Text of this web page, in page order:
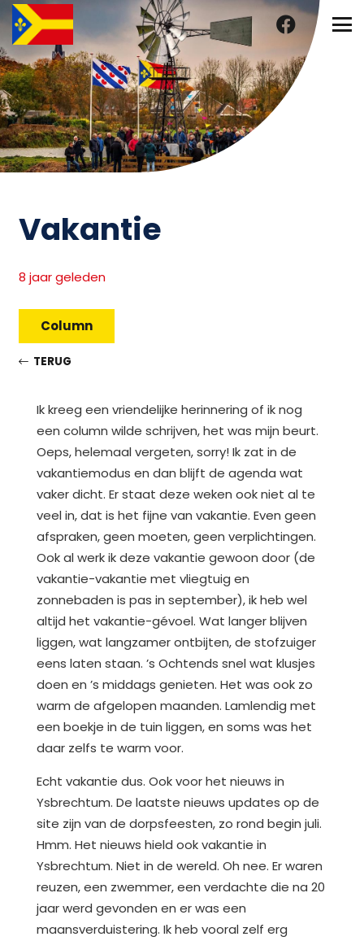
Vakantie
8 jaar geleden
Column
TERUG
Ik kreeg een vriendelijke herinnering of ik nog
een column wilde schrijven, het was mijn beurt.
Oeps, helemaal vergeten, sorry! Ik zat in de
vakantiemodus en dan blijft de agenda wat
vaker dicht. Er staat deze weken ook niet al te
veel in, dat is het fijne van vakantie. Even geen
afspraken, geen moeten, geen verplichtingen.
Ook al werk ik deze vakantie gewoon door (de
vakantie-vakantie met vliegtuig en
zonnebaden is pas in september), ik heb wel
altijd het vakantie-gévoel. Wat langer blijven
liggen, wat langzamer ontbijten, de stofzuiger
eens laten staan. ’s Ochtends snel wat klusjes
doen en ’s middags genieten. Het was ook zo
warm de afgelopen maanden. Lamlendig met
een boekje in de tuin liggen, en soms was het
daar zelfs te warm voor.
Echt vakantie dus. Ook voor het nieuws in
Ysbrechtum. De laatste nieuws updates op de
site zijn van de dorpsfeesten, zo rond begin juli.
Hmm. Het nieuws hield ook vakantie in
Ysbrechtum. Niet in de wereld. Oh nee. Er waren
reuzen, een zwemmer, een verdachte die na 20
jaar werd gevonden en er was een
maansverduistering. Ik heb vooral zelf erg